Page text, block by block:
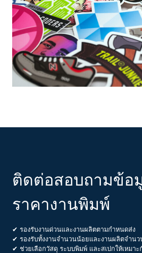
ติดต่อสอบถามข้อ
ราคางานพิมพ์
✔ รองรับงานด่วนและงานผลิตตามกำหนดส่ง
✔ รองรับทั้งงานจำนวนน้อยและงานผลิตจำนว
✔ ช่วยเลือกวัสดุ ระบบพิมพ์ และสเปกให้เหมา